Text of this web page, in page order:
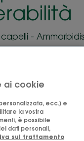
capelli -
all’Avena
uso
e rende morbidi i
3 anni.
ai cookie
ecc.) e
la vostra
è possibile
dati personali,
sul trattamento